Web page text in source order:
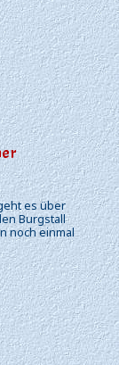
es über
Burgstall
noch einmal